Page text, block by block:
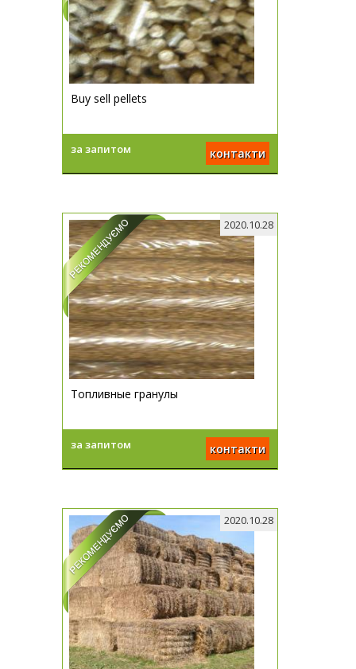
Buy sell pellets
за запитом контакти
Топливные гранулы
за запитом контакти
2020.10.28
2020.10.28